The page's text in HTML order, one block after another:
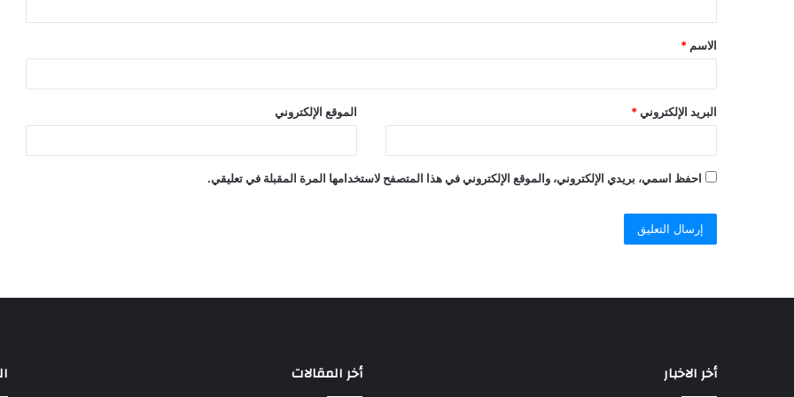
الاسم *
البريد الإلكتروني * الموقع الإلكتروني
احفظ اسمي، بريدي الإلكتروني، والموقع الإلكتروني في هذا المتصفح لاستخدامها المرة المقبلة في تعليقي.
أخر الاخبار أخر المقالات